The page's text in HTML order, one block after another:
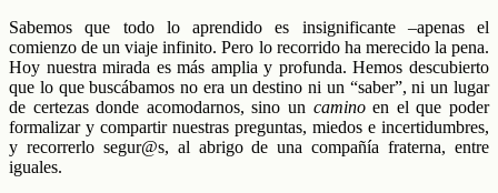
Sabemos que todo lo aprendido es insignificante –apenas el
comienzo de un viaje infinito.Pero lo recorridoha merecido la pena.
Hoy nuestra mirada es más amplia y profunda.Hemos descubierto
que lo que buscábamos no era un destino ni un “saber”, niun lugar
de certezasdonde acomodarnos, sino un caminoen el que poder
formalizar y compartir nuestras preguntas, miedos e incertidumbres,
y recorrerlo segur@s, al abrigo deuna compañía fraterna,entre
iguales.